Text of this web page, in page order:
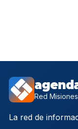
Red
La red de